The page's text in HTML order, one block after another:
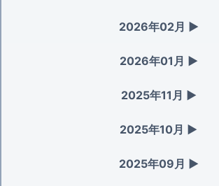
2026年02月 ▶
2026年01月 ▶
2025年11月 ▶
2025年10月 ▶
2025年09月 ▶